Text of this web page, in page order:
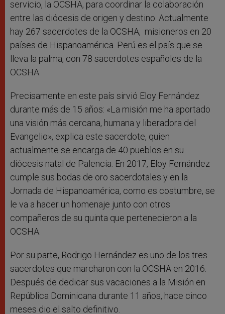
servicio, la OCSHA, para coordinar la colaboración
entre las diócesis de origen y destino. Actualmente
hay 267 sacerdotes de la OCSHA, misioneros en 20
países de Hispanoamérica. Perú es el país que se
lleva la palma, con 78 sacerdotes españoles de la
OCSHA.
Precisamente en este país sirvió Eloy Fernández
durante más de 15 años: «La misión me ha aportado
una visión más cercana, humana y liberadora del
Evangelio», explica este sacerdote, quien
actualmente se encarga de 40 pueblos en su
diócesis natal de Palencia. En 2017, Eloy Fernández
cumple sus bodas de oro sacerdotales y en la
Jornada de Hispanoamérica, como es costumbre, se
le va a hacer un homenaje junto con otros
compañeros de su quinta que pertenecieron a la
OCSHA.
Por su parte, Rodrigo Hernández es uno de los tres
sacerdotes que marcharon con la OCSHA en 2016.
Después de dedicar sus vacaciones a la Misión en
República Dominicana durante 11 años, hace cinco
meses dio el salto definitivo.